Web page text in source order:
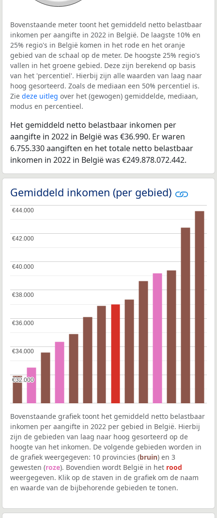
Bovenstaande meter toont het gemiddeld netto belastbaar
inkomen per aangifte in 2022 in België. De laagste 10% en
25% regio's in België komen in het rode en het oranje
gebied van de schaal op de meter. De hoogste 25% regio's
vallen in het groene gebied. Deze zijn berekend op basis
van het 'percentiel'. Hierbij zijn alle waarden van laag naar
hoog gesorteerd. Zoals de mediaan een 50% percentiel is.
Zie deze uitleg over het (gewogen) gemiddelde, mediaan,
modus en percentieel.
Het gemiddeld netto belastbaar inkomen per
aangifte in 2022 in België was €36.990. Er waren
6.755.330 aangiften en het totale netto belastbaar
inkomen in 2022 in België was €249.878.072.442.
Gemiddeld inkomen (per gebied)
€32.000
€32.000
€34.000
€34.000
€36.000
€36.000
€38.000
€38.000
€40.000
€40.000
€42.000
€42.000
€44.000
€44.000
Bovenstaande grafiek toont het gemiddeld netto belastbaar
inkomen per aangifte in 2022 per gebied in België. Hierbij
zijn de gebieden van laag naar hoog gesorteerd op de
hoogte van het inkomen. De volgende gebieden worden in
de grafiek weergegeven: 10 provincies (bruin) en 3
gewesten (roze). Bovendien wordt België in het rood
weergegeven. Klik op de staven in de grafiek om de naam
en waarde van de bijbehorende gebieden te tonen.